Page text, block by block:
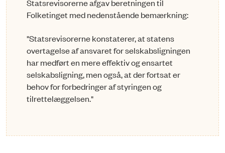
Statsrevisorerne afgav beretningen til
Folketinget med nedenstående bemærkning:
"Statsrevisorerne konstaterer, at statens
overtagelse af ansvaret for selskabsligningen
har medført en mere effektiv og ensartet
selskabsligning, men også, at der fortsat er
behov for forbedringer af styringen og
tilrettelæggelsen."